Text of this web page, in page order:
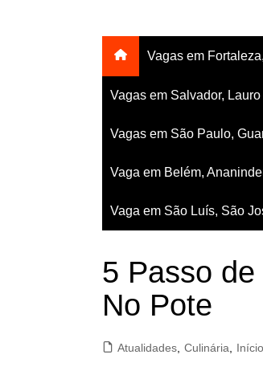
Vagas em
Vagas em Salvador,
Vagas em São Paulo,
Vaga em Belém,
Vaga em São Luís, São
5 Passo
No Pote
Atualidades Culinária Início